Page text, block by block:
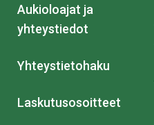
Aukioloajat ja
yhteystiedot
Yhteystietohaku
Laskutusosoitteet